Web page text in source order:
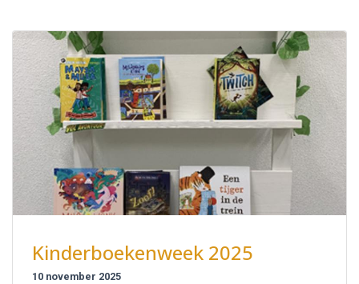
Kinderboekenweek 2025
10 november 2025